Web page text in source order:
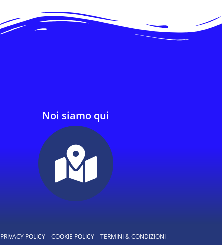
Noi siamo qui
PRIVACY POLICY–COOKIE POLICY–TERMINI & CONDIZIONI